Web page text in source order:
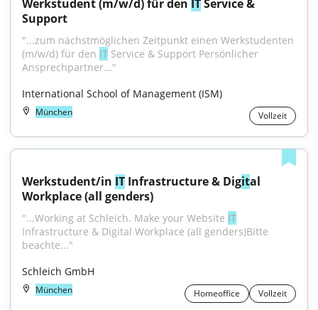
Werkstudent (m/w/d) für den IT Service &
Support
"...zum nächstmöglichen Zeitpunkt einen Werkstudenten
(m/w/d) für den IT Service & Support Persönlicher
Ansprechpartner..."
International School of Management (ISM)
München Vollzeit
Werkstudent/in IT Infrastructure & Digital
Workplace (all genders)
"...Working at Schleich. Make your Website IT
Infrastructure & Digital Workplace (all genders)Bitte
beachte..."
Schleich GmbH
München Homeoffice Vollzeit